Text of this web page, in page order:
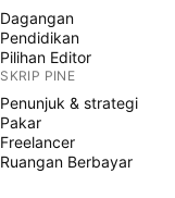
Dagangan
Pendidikan
Pilihan Editor
SKRIP PINE
Penunjuk & strategi
Pakar
Freelancer
Ruangan Berbayar